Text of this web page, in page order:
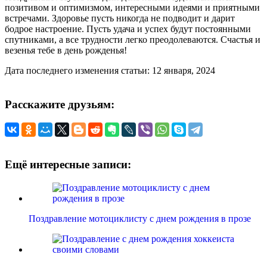
позитивом и оптимизмом, интересными идеями и приятными
встречами. Здоровье пусть никогда не подводит и дарит
бодрое настроение. Пусть удача и успех будут постоянными
спутниками, а все трудности легко преодолеваются. Счастья и
везенья тебе в день рожденья!
Дата последнего изменения статьи: 12 января, 2024
Расскажите друзьям:
Ещё интересные записи:
Поздравление мотоциклисту с днем рождения в прозе